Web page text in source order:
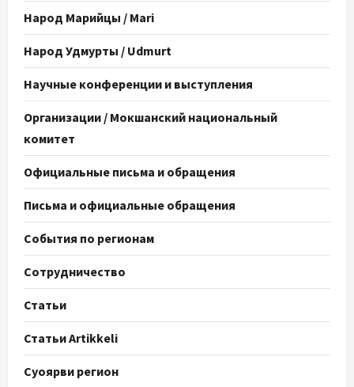
Народ Марийцы / Mari
Народ Удмурты / Udmurt
Научные конференции и выступления
Организации / Мокшанский национальный
комитет
Официальные письма и обращения
Письма и официальные обращения
События по регионам
Сотрудничество
Статьи
Статьи Artikkeli
Суоярви регион